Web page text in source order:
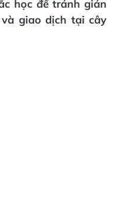
học để tránh gián
giao dịch tại cây